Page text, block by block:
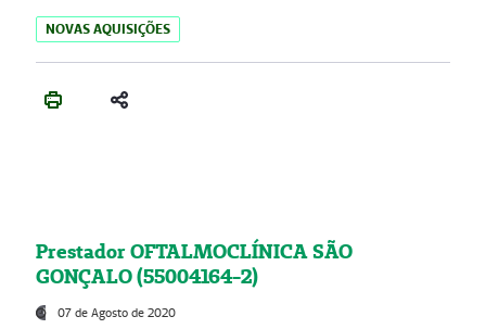
NOVAS AQUISIÇÕES
Prestador OFTALMOCLÍNICA SÃO
GONÇALO (55004164-2)
07 de Agosto de 2020